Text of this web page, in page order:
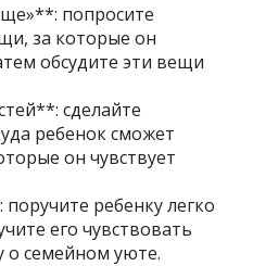
попросите
за которые он
обсудите эти вещи
сделайте
ребенок сможет
он чувствует
ребенку легко
его чувствовать
о семейном уюте.